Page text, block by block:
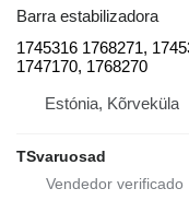
Barra estabilizadora
1745316 1768271,
1747170, 1768270
Estónia, Kõrveküla
TSvaruosad